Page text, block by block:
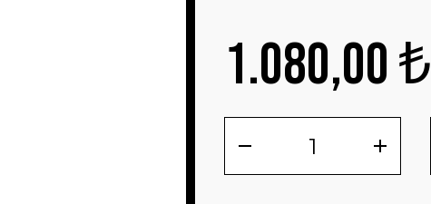
1.080,00 ₺